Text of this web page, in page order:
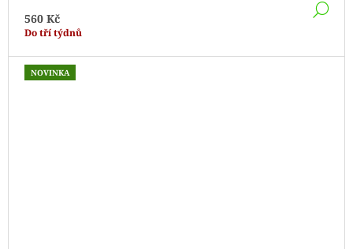
560 Kč
Do tří týdnů
NOVINKA